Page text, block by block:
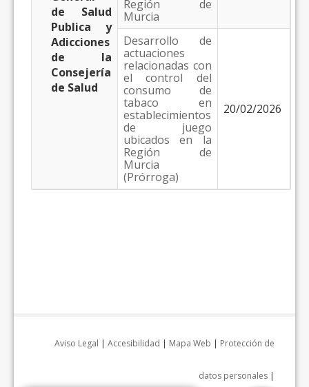
de Salud
Publica y
Adicciones
de la
Consejería
de Salud
Región de
Murcia
Desarrollo de
actuaciones
relacionadas con
el control del
consumo de
tabaco en
establecimientos
de juego
ubicados en la
Región de
Murcia
(Prórroga)
20/02/2026
Aviso Legal | Accesibilidad | Mapa Web | Protección de
datos personales |